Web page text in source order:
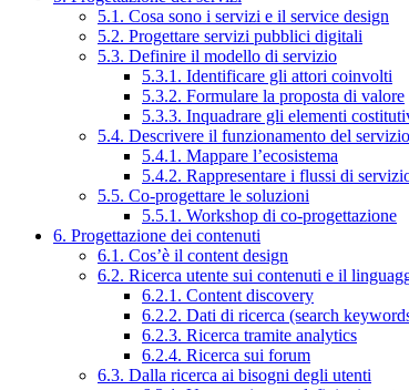
5.1. Cosa sono i servizi e il service design
5.2. Progettare servizi pubblici digitali
5.3. Definire il modello di servizio
5.3.1. Identificare gli attori coinvolti
5.3.2. Formulare la proposta di valore
5.3.3. Inquadrare gli elementi
5.4. Descrivere il funzionamento del servizio
5.4.1. Mappare l’ecosistema
5.4.2. Rappresentare i flussi di
5.5. Co-progettare le soluzioni
5.5.1. Workshop di co-progettazione
6. Progettazione dei contenuti
6.1. Cos’è il content design
6.2. Ricerca utente sui contenuti e il
6.2.1. Content discovery
6.2.2. Dati di ricerca (search
6.2.3. Ricerca tramite analytics
6.2.4. Ricerca sui forum
6.3. Dalla ricerca ai bisogni degli utenti